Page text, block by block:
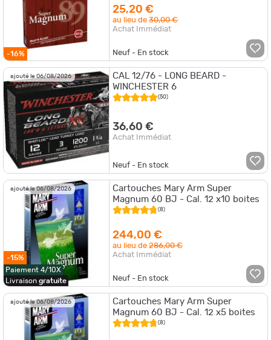
-16%
25,20 €
au lieu de30,00 €
Achat Immédiat
Neuf - En stock
ajouté le 06/08/2026
CAL 12/76 - LONG BEARD -
WINCHESTER 6
(50)
36,60 €
Achat Immédiat
Neuf - En stock
ajouté le 06/08/2026
-15%
Paiement 4/10X
Livraison gratuite
Cartouches Mary Arm Super
Magnum 60 BJ - Cal. 12 x10 boites
(8)
244,00 €
au lieu de286,00 €
Achat Immédiat
Neuf - En stock
ajouté le 06/08/2026
Cartouches Mary Arm Super
Magnum 60 BJ - Cal. 12 x5 boites
(8)